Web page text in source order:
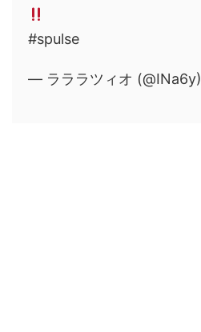
#spulse
— ラララツィオ (@INa6y)